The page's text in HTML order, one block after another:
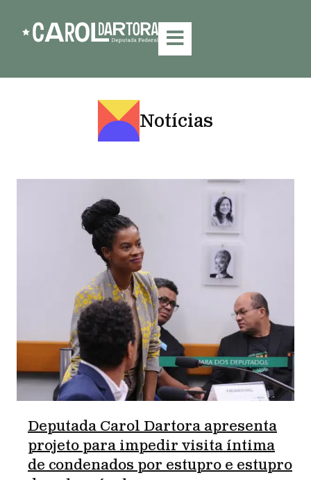
Notícias
Deputada Carol Dartora apresenta
projeto para impedir visita íntima
de condenados por estupro e estupro